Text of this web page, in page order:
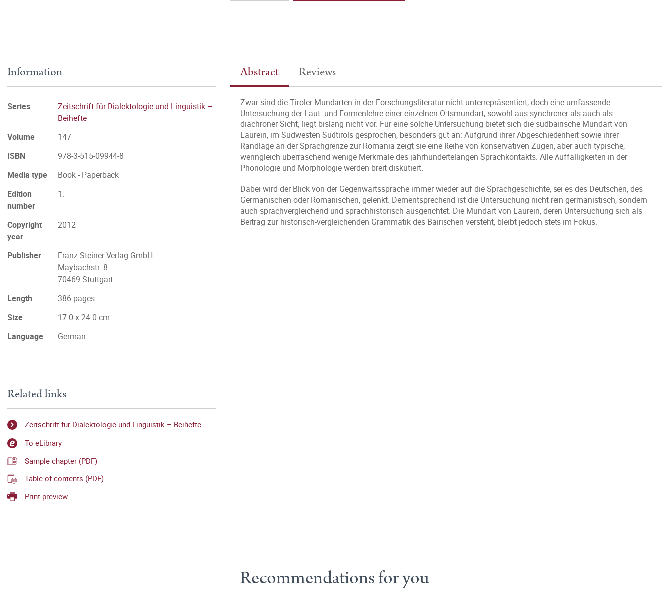
Abstract Reviews
Zwar sind die Tiroler Mundarten in der Forschungsliteratur nicht unterrepräsentiert, doch eine umfassende
Untersuchung der Laut- und Formenlehre einer einzelnen Ortsmundart, sowohl aus synchroner als auch als
diachroner Sicht, liegt bislang nicht vor. Für eine solche Untersuchung bietet sich die südbairische Mundart von
Laurein, im Südwesten Südtirols gesprochen, besonders gut an: Aufgrund ihrer Abgeschiedenheit sowie ihrer
Randlage an der Sprachgrenze zur Romania zeigt sie eine Reihe von konservativen Zügen, aber auch typische,
wenngleich überraschend wenige Merkmale des jahrhundertelangen Sprachkontakts. Alle Auffälligkeiten in der
Phonologie und Morphologie werden breit diskutiert.
Dabei wird der Blick von der Gegenwartssprache immer wieder auf die Sprachgeschichte, sei es des Deutschen, des
Germanischen oder Romanischen, gelenkt. Dementsprechend ist die Untersuchung nicht rein germanistisch, sondern
auch sprachvergleichend und sprachhistorisch ausgerichtet. Die Mundart von Laurein, deren Untersuchung sich als
Beitrag zur historisch-vergleichenden Grammatik des Bairischen versteht, bleibt jedoch stets im Fokus.
Information
Series
Zeitschrift für Dialektologie und Linguistik –
Beihefte
Volume
147
ISBN
978-3-515-09944-8
Media type
Book - Paperback
Edition
number
1.
Copyright
year
2012
Publisher
Franz Steiner Verlag GmbH
Maybachstr. 8
70469 Stuttgart
Length
386 pages
Size
17.0 x 24.0 cm
Language
German
Related links
Zeitschrift für Dialektologie und Linguistik – Beihefte
To eLibrary
Sample chapter (PDF)
Table of contents (PDF)
Print preview
Recommendations for you